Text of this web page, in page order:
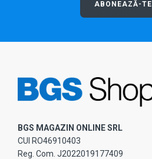
ABONEAZĂ-TE
BGS MAGAZIN ONLINE SRL
CUI RO46910403
Reg. Com. J2022019177409